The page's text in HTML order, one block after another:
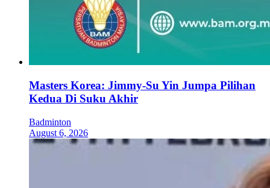
Masters Korea: Jimmy-Su Yin Jumpa Pilihan
Kedua Di Suku Akhir
Badminton
August 6, 2026